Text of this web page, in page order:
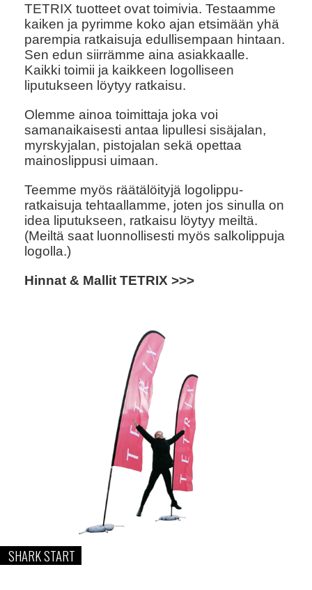
TETRIX tuotteet ovat toimivia. Testaamme
kaiken ja pyrimme koko ajan etsimään yhä
parempia ratkaisuja edullisempaan hintaan.
Sen edun siirrämme aina asiakkaalle.
Kaikki toimii ja kaikkeen logolliseen
liputukseen löytyy ratkaisu.
Olemme ainoa toimittaja joka voi
samanaikaisesti antaa lipullesi sisäjalan,
myrskyjalan, pistojalan sekä opettaa
mainoslippusi uimaan.
Teemme myös räätälöityjä logolippu-
ratkaisuja tehtaallamme, joten jos sinulla on
idea liputukseen, ratkaisu löytyy meiltä.
(Meiltä saat luonnollisesti myös salkolippuja
logolla.)
Hinnat & Mallit TETRIX >>>
SHARK START